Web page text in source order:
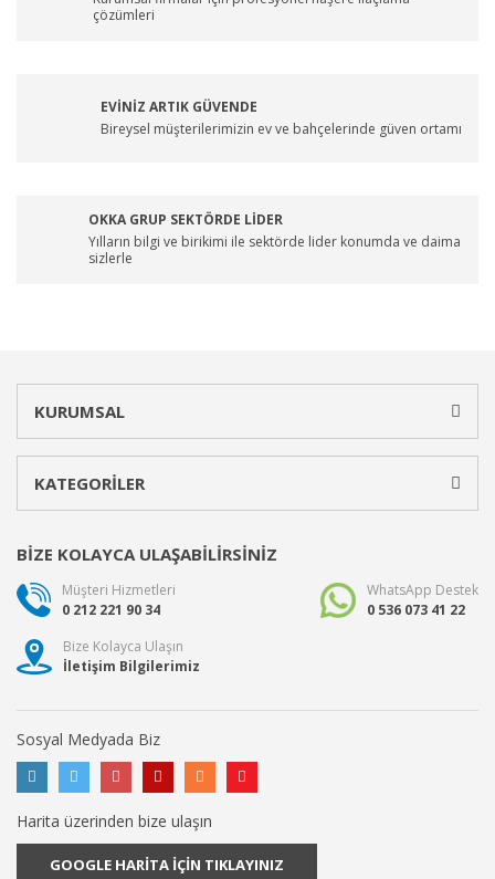
çözümleri
EVİNİZ ARTIK GÜVENDE
Bireysel müşterilerimizin ev ve bahçelerinde güven ortamı
OKKA GRUP SEKTÖRDE LİDER
Yılların bilgi ve birikimi ile sektörde lider konumda ve daima
sizlerle
KURUMSAL
KATEGORİLER
BİZE KOLAYCA ULAŞABİLİRSİNİZ
Müşteri Hizmetleri
0 212 221 90 34
WhatsApp Destek
0 536 073 41 22
Bize Kolayca Ulaşın
İletişim Bilgilerimiz
Sosyal Medyada Biz
Harita üzerinden bize ulaşın
GOOGLE HARİTA İÇİN TIKLAYINIZ